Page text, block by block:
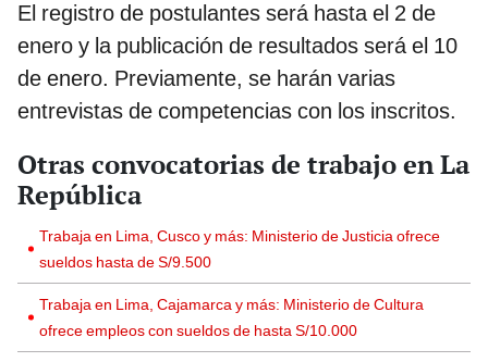
El registro de postulantes será hasta el 2 de
enero y la publicación de resultados será el 10
de enero. Previamente, se harán varias
entrevistas de competencias con los inscritos.
Otras convocatorias de trabajo en La
República
Trabaja en Lima, Cusco y más: Ministerio de Justicia ofrece
sueldos hasta de S/9.500
Trabaja en Lima, Cajamarca y más: Ministerio de Cultura
ofrece empleos con sueldos de hasta S/10.000